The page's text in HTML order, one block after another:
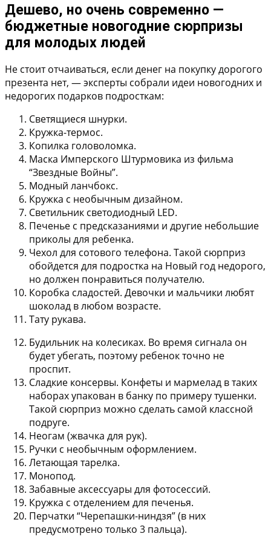
Дешево, но очень современно —
бюджетные новогодние сюрпризы
для молодых людей
Не стоит отчаиваться, если денег на покупку дорогого
презента нет, — эксперты собрали идеи новогодних и
недорогих подарков подросткам:
Светящиеся шнурки.
Кружка-термос.
Копилка головоломка.
Маска Имперского Штурмовика из фильма
“Звездные Войны”.
Модный ланчбокс.
Кружка с необычным дизайном.
Светильник светодиодный LED.
Печенье с предсказаниями и другие небольшие
приколы для ребенка.
Чехол для сотового телефона. Такой сюрприз
обойдется для подростка на Новый год недорого,
но должен понравиться получателю.
Коробка сладостей. Девочки и мальчики любят
шоколад в любом возрасте.
Тату рукава.
Будильник на колесиках. Во время сигнала он
будет убегать, поэтому ребенок точно не
проспит.
Сладкие консервы. Конфеты и мармелад в таких
наборах упакован в банку по примеру тушенки.
Такой сюрприз можно сделать самой классной
подруге.
Неогам (жвачка для рук).
Ручки с необычным оформлением.
Летающая тарелка.
Монопод.
Забавные аксессуары для фотосессий.
Кружка с отделением для печенья.
Перчатки “Черепашки-ниндзя” (в них
предусмотрено только 3 пальца).